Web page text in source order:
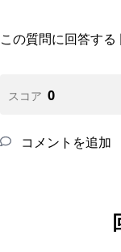
この質問に回答する
スコア 0
コメントを追加